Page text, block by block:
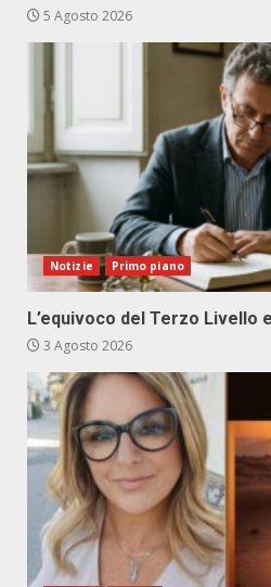
5 Agosto 2026
Notizie Primo piano
L’equivoco del Terzo Livello
3 Agosto 2026